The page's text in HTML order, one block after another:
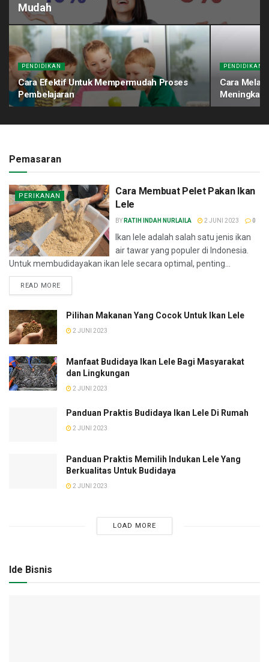
Mudah
PENDIDIKAN
Cara Efektif Untuk Mempermudah Proses
Pembelajaran
PENDIDIKAN
Cara
Pemasaran
PERIKANAN
Cara Membuat Pelet Pakan Ikan
Lele
BY RATIH INDAH NURLAILA 2 JUNI 2023 0
Ikan lele adalah salah satu jenis ikan
air tawar yang populer di Indonesia.
Untuk membudidayakan ikan lele secara optimal, penting...
READ MORE
Pilihan Makanan Yang Cocok Untuk Ikan Lele
2 JUNI 2023
Manfaat Budidaya Ikan Lele Bagi Masyarakat
dan Lingkungan
2 JUNI 2023
Panduan Praktis Budidaya Ikan Lele Di Rumah
2 JUNI 2023
Panduan Praktis Memilih Indukan Lele Yang
Berkualitas Untuk Budidaya
2 JUNI 2023
LOAD MORE
Ide Bisnis